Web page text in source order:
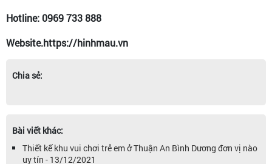
Hotline: 0969 733 888
Website.https://hinhmau.vn
Chia sẻ:
Bài viết khác:
Thiết kế khu vui chơi trẻ em ở Thuận An Bình Dương đơn vị nào
uy tín - 13/12/2021